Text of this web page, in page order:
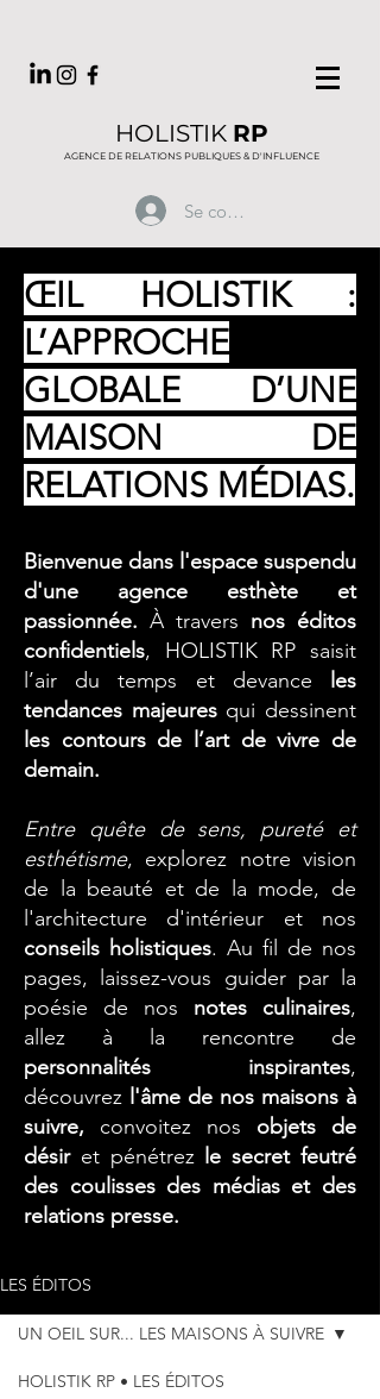
HOLISTIK RP
AGENCE DE RELATIONS PUBLIQUES & D'INFLUENCE
Se connecter
ŒIL HOLISTIK :
L’APPROCHE
GLOBALE D’UNE
MAISON DE
RELATIONS MÉDIAS.
Bienvenue dans l'espace suspendu
d'une agence esthète et
passionnée. À travers nos éditos
confidentiels, HOLISTIK RP saisit
l’air du temps et devance
les
tendances majeuresqui dessinent
les contours de l’art de vivre de
demain.
Entre quête de sens, pureté et
esthétisme, explorez notre vision
de la beauté et de la mode, de
l'architecture d'intérieur et nos
conseils holistiques. Au fil de nos
pages, laissez-vous guider par la
poésie de nos notes culinaires,
allez à la rencontre de
personnalités inspirantes,
découvrez l'âme de nos maisons à
suivre, convoitez nos objets de
désir et pénétrezle secret feutré
des coulisses des médias et des
relations presse.
LES ÉDITOS
HOLISTIK RP • LES ÉDITOS
UN OEIL SUR... LES MAISONS À SUIVRE